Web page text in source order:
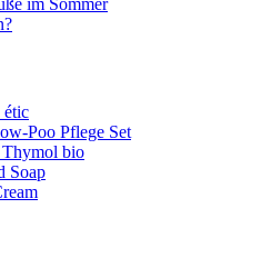
im Sommer
Poo Pflege Set
bio
Soap